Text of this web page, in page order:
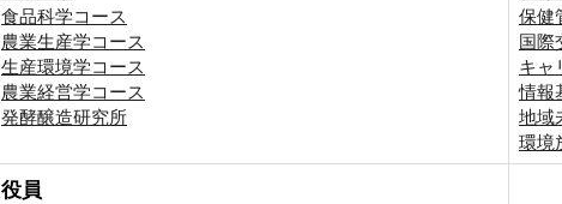
食品科学コース
農業生産学コース
生産環境学コース
農業経営学コース
発酵醸造研究所
保健
国際
キャ
情報
地域
環境
役員